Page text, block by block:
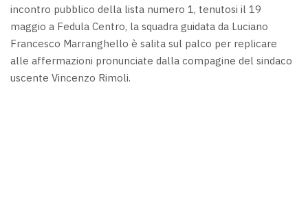
incontro pubblico della lista numero 1, tenutosi il 19
maggio a Fedula Centro, la squadra guidata da Luciano
Francesco Marranghello è salita sul palco per replicare
alle affermazioni pronunciate dalla compagine del sindaco
uscente Vincenzo Rimoli.